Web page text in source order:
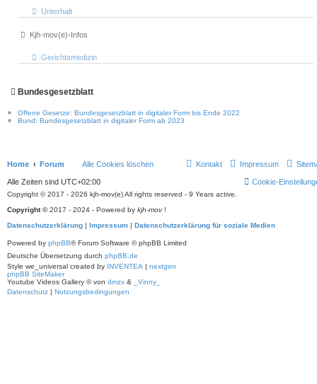
Unterhalt
Kjh-mov(e)-Infos
Gerichtsmedizin
Bundesgesetzblatt
Offene Gesetze: Bundesgesetzblatt in digitaler Form bis Ende 2022
Bund: Bundesgesetzblatt in digitaler Form ab 2023
Home Forum Impressum
Kontakt
Alle Cookies löschen
Alle Zeiten sind UTC+02:00 Cookie-
Copyright © 2017 - 2026 kjh-mov(e) All rights reserved - 9 Years active.
Copyright ©2017 - 2024 - Powered by kjh-mov!
Datenschutzerklärung | Impressum | Datenschutzerklärung für soziale Medien
Powered by phpBB® Forum Software © phpBB Limited
Deutsche Übersetzung durch phpBB.de
Style we_universal created by INVENTEA | nextgen
phpBB SiteMaker
Youtube Videos Gallery ©von dmzx &
_Vinny_
Datenschutz | Nutzungsbedingungen